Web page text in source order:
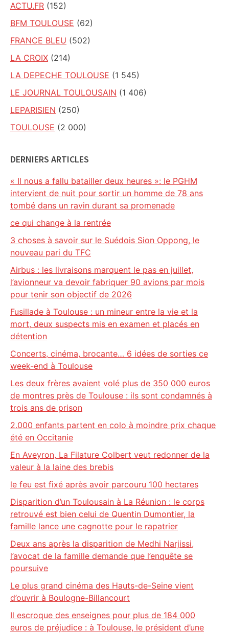
ACTU.FR (152)
BFM TOULOUSE (62)
FRANCE BLEU (502)
LA CROIX (214)
LA DEPECHE TOULOUSE (1 545)
LE JOURNAL TOULOUSAIN (1 406)
LEPARISIEN (250)
TOULOUSE (2 000)
DERNIERS ARTICLES
« Il nous a fallu batailler deux heures »: le PGHM
intervient de nuit pour sortir un homme de 78 ans
tombé dans un ravin durant sa promenade
ce qui change à la rentrée
3 choses à savoir sur le Suédois Sion Oppong, le
nouveau pari du TFC
Airbus : les livraisons marquent le pas en juillet,
l’avionneur va devoir fabriquer 90 avions par mois
pour tenir son objectif de 2026
Fusillade à Toulouse : un mineur entre la vie et la
mort, deux suspects mis en examen et placés en
détention
Concerts, cinéma, brocante… 6 idées de sorties ce
week-end à Toulouse
Les deux frères avaient volé plus de 350 000 euros
de montres près de Toulouse : ils sont condamnés à
trois ans de prison
2.000 enfants partent en colo à moindre prix chaque
été en Occitanie
En Aveyron, La Filature Colbert veut redonner de la
valeur à la laine des brebis
le feu est fixé après avoir parcouru 100 hectares
Disparition d’un Toulousain à La Réunion : le corps
retrouvé est bien celui de Quentin Dumontier, la
famille lance une cagnotte pour le rapatrier
Deux ans après la disparition de Medhi Narjissi,
l’avocat de la famille demande que l’enquête se
poursuive
Le plus grand cinéma des Hauts-de-Seine vient
d’ouvrir à Boulogne-Billancourt
Il escroque des enseignes pour plus de 184 000
euros de préjudice : à Toulouse, le président d’une